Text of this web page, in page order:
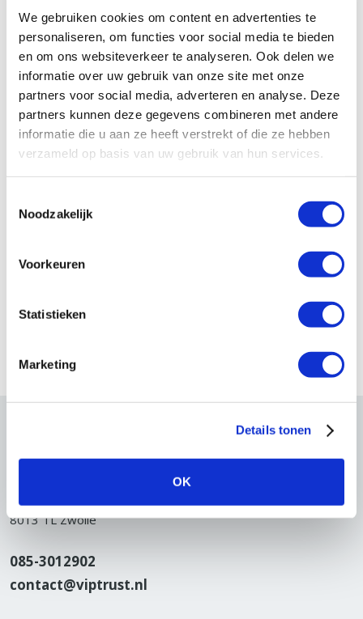
We gebruiken cookies om content en advertenties te
personaliseren, om functies voor social media te bieden
en om ons websiteverkeer te analyseren. Ook delen we
informatie over uw gebruik van onze site met onze
partners voor social media, adverteren en analyse. Deze
partners kunnen deze gegevens combineren met andere
informatie die u aan ze heeft verstrekt of die ze hebben
verzameld op basis van uw gebruik van hun services.
Noodzakelijk
Voorkeuren
Statistieken
Marketing
Details tonen
OK
1. Activeren
2. Accepteren
3. Beheren
8013 TL Zwolle
085-3012902
contact@viptrust.nl